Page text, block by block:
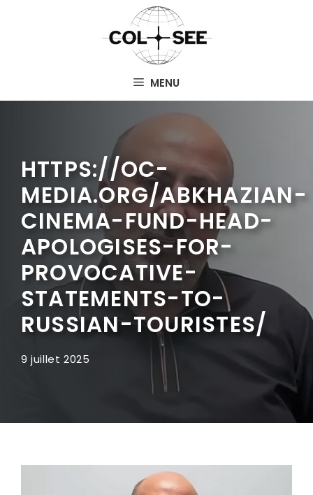
MENU
HTTPS://OC-
MEDIA.ORG/ABKHAZIAN-
CINEMA-FUND-HEAD-
APOLOGISES-FOR-
PROVOCATIVE-
STATEMENTS-TO-
RUSSIAN-TOURISTES/
9 juillet 2025